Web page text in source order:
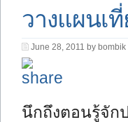
วางแผนเ
June 28, 2011 by bombik
นึกถึงตอนรู้จัก